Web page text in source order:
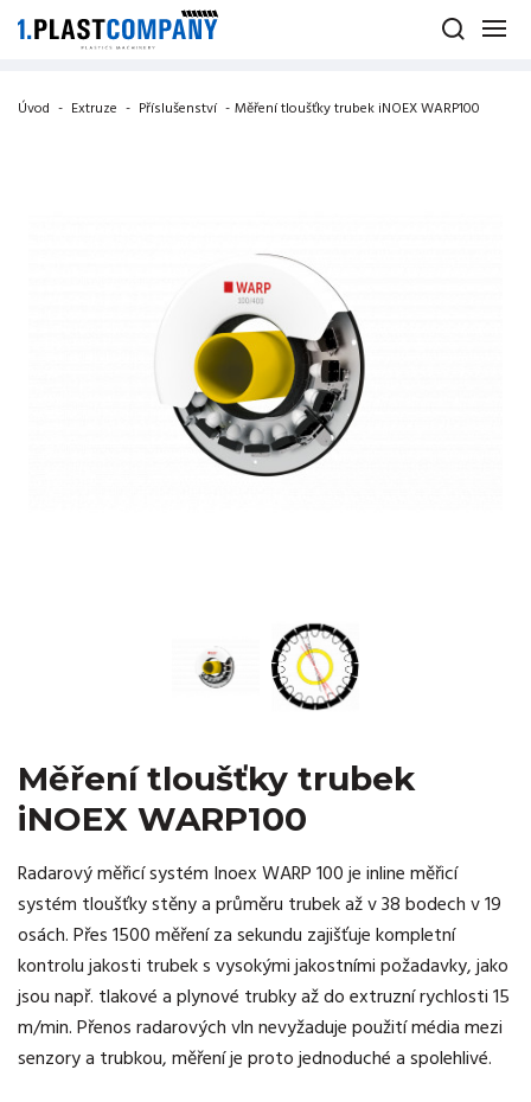
Úvod - Extruze - Příslušenství - Měření tloušťky trubek iNOEX WARP100
Měření tloušťky trubek
iNOEX WARP100
Radarový měřicí systém Inoex WARP 100 je inline měřicí
systém tloušťky stěny a průměru trubek až v 38 bodech v 19
osách. Přes 1500 měření za sekundu zajišťuje kompletní
kontrolu jakosti trubek s vysokými jakostními požadavky, jako
jsou např. tlakové a plynové trubky až do extruzní rychlosti 15
m/min. Přenos radarových vln nevyžaduje použití média mezi
senzory a trubkou, měření je proto jednoduché a spolehlivé.